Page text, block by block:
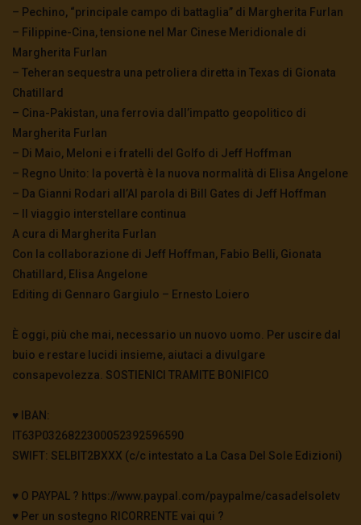
– Pechino, “principale campo di battaglia” di Margherita Furlan
– Filippine-Cina, tensione nel Mar Cinese Meridionale di
Margherita Furlan
– Teheran sequestra una petroliera diretta in Texas di Gionata
Chatillard
– Cina-Pakistan, una ferrovia dall’impatto geopolitico di
Margherita Furlan
– Di Maio, Meloni e i fratelli del Golfo di Jeff Hoffman
– Regno Unito: la povertà è la nuova normalità di Elisa Angelone
– Da Gianni Rodari all’AI parola di Bill Gates di Jeff Hoffman
– Il viaggio interstellare continua
A cura di Margherita Furlan
Con la collaborazione di Jeff Hoffman, Fabio Belli, Gionata
Chatillard, Elisa Angelone
Editing di Gennaro Gargiulo – Ernesto Loiero
È oggi, più che mai, necessario un nuovo uomo. Per uscire dal
buio e restare lucidi insieme, aiutaci a divulgare
consapevolezza. SOSTIENICI TRAMITE BONIFICO
♥️ IBAN:
IT63P0326822300052392596590
SWIFT: SELBIT2BXXX (c/c intestato a La Casa Del Sole Edizioni)
♥️ O PAYPAL ? https://www.paypal.com/paypalme/casadelsoletv
♥️ Per un sostegno RICORRENTE vai qui ?